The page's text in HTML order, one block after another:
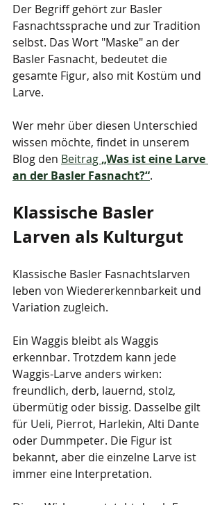
Der Begriff gehört zur Basler
Fasnachtssprache und zur Tradition
selbst. Das Wort "Maske" an der
Basler Fasnacht, bedeutet die
gesamte Figur, also mit Kostüm und
Larve.
Wer mehr über diesen Unterschied
wissen möchte, findet in unserem
Blog den Beitrag „Was ist eine Larve
an der Basler Fasnacht?“.
Klassische Basler
Larven als Kulturgut
Klassische Basler Fasnachtslarven
leben von Wiedererkennbarkeit und
Variation zugleich.
Ein Waggis bleibt als Waggis
erkennbar. Trotzdem kann jede
Waggis-Larve anders wirken:
freundlich, derb, lauernd, stolz,
übermütig oder bissig. Dasselbe gilt
für Ueli, Pierrot, Harlekin, Alti Dante
oder Dummpeter. Die Figur ist
bekannt, aber die einzelne Larve ist
immer eine Interpretation.